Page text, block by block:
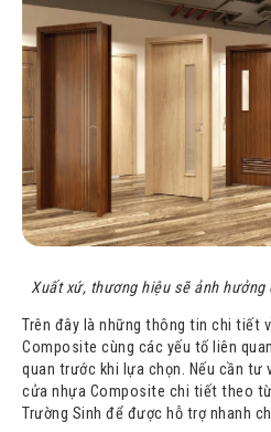
Xuất xứ, thương hiệu sẽ ảnh
Trên đây là những thông tin chi tiết
Composite cùng các yếu tố liên
quan trước khi lựa chọn. Nếu cần tư
cửa nhựa Composite chi tiết theo
Trường Sinh để được hỗ trợ nhanh